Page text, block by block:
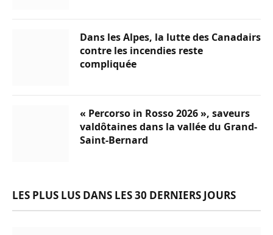
Dans les Alpes, la lutte des Canadairs
contre les incendies reste
compliquée
« Percorso in Rosso 2026 », saveurs
valdôtaines dans la vallée du Grand-
Saint-Bernard
LES PLUS LUS DANS LES 30 DERNIERS JOURS